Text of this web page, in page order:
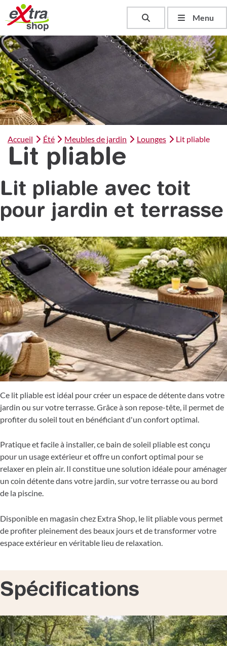
Toggle searchMenu
Accueil Été Meubles de jardin Lounges Lit pliable
Lit pliable
Lit pliable avec toit
pour jardin et terrasse
Ce lit pliable est idéal pour créer un espace de détente dans votre
jardin ou sur votre terrasse. Grâce à son repose-tête, il permet de
profiter du soleil tout en bénéficiant d'un confort optimal.
Pratique et facile à installer, ce bain de soleil pliable est conçu
pour un usage extérieur et offre un confort optimal pour se
relaxer en plein air. Il constitue une solution idéale pour aménager
un coin détente dans votre jardin, sur votre terrasse ou au bord
de la piscine.
Disponible en magasin chez Extra Shop, le lit pliable vous permet
de profiter pleinement des beaux jours et de transformer votre
espace extérieur en véritable lieu de relaxation.
Spécifications